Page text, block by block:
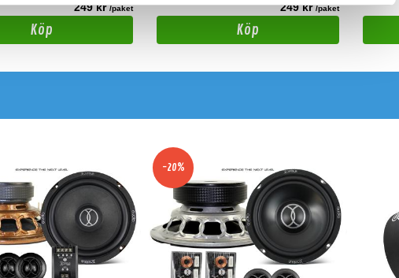
249 kr/paket
Köp
249 kr/paket
Köp
-20%